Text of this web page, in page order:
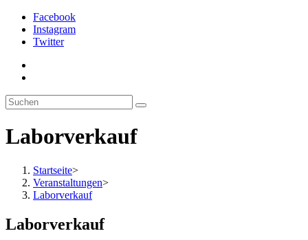
Facebook
Instagram
Twitter
Laborverkauf
Startseite>
Veranstaltungen>
Laborverkauf
Laborverkauf